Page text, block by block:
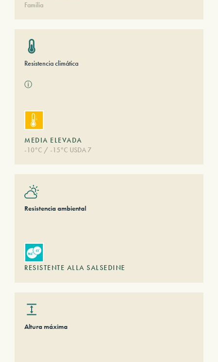
Familia
Resistencia climática
ⓘ
MEDIA ELEVADA
-10°C / -15°C USDA 7
Resistencia ambiental
RESISTENTE ALLA SALSEDINE
Altura máxima